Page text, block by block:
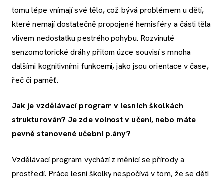
tomu lépe vnímají své tělo, což bývá problémem u dětí,
které nemají dostatečně propojené hemisféry a části těla
vlivem nedostatku pestrého pohybu. Rozvinuté
senzomotorické dráhy přitom úzce souvisí s mnoha
dalšími kognitivními funkcemi, jako jsou orientace v čase,
řeč či paměť.
Jak je vzdělávací program v lesních školkách
strukturován? Je zde volnost v učení, nebo máte
pevně stanovené učební plány?
Vzdělávací program vychází z měnící se přírody a
prostředí. Práce lesní školky nespočívá v tom, že se děti